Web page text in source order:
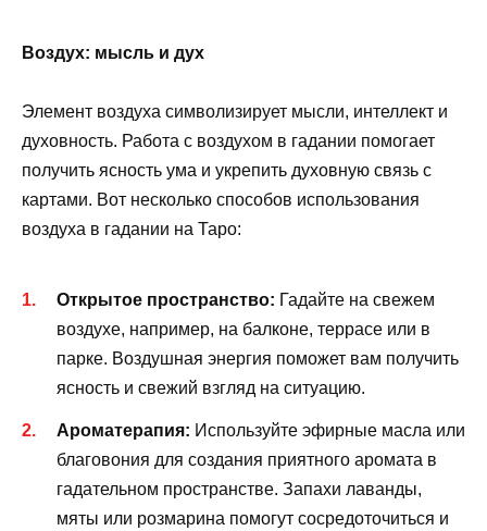
Воздух: мысль и дух
Элемент воздуха символизирует мысли, интеллект и
духовность. Работа с воздухом в гадании помогает
получить ясность ума и укрепить духовную связь с
картами. Вот несколько способов использования
воздуха в гадании на Таро:
Открытое пространство: Гадайте на свежем
воздухе, например, на балконе, террасе или в
парке. Воздушная энергия поможет вам получить
ясность и свежий взгляд на ситуацию.
Ароматерапия: Используйте эфирные масла или
благовония для создания приятного аромата в
гадательном пространстве. Запахи лаванды,
мяты или розмарина помогут сосредоточиться и